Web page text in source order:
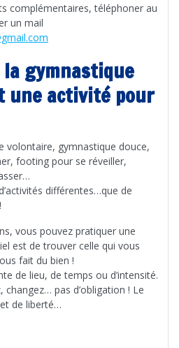
complémentaires, téléphoner au
un mail
gymnastique
une activité pour
volontaire, gymnastique douce,
footing pour se réveiller,
différentes…que de
vous pouvez pratiquer une
est de trouver celle qui vous
fait du bien !
de lieu, de temps ou d’intensité.
changez… pas d’obligation ! Le
de liberté…